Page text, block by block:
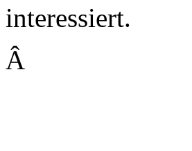
interessiert.
Â